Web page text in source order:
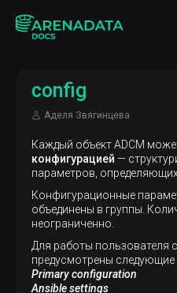
config
Аделя Звягинцева
Каждый объект ADCM
конфигурацией —
параметров,
Конфигурационные
объединены в группы.
неограниченно.
Для работы пользователя
предусмотрены следующие
Primary configuration
Ansible settings